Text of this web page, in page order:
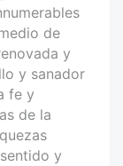
de
y
y sanador
fe y
de la
y